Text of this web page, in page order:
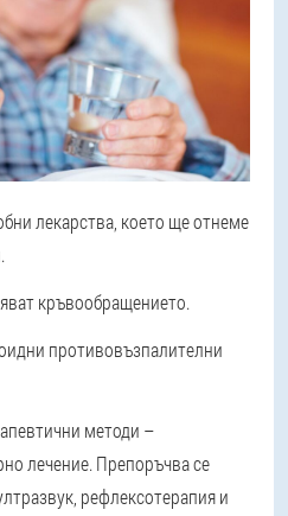
лекарства, което ще отнеме
кръвообращението.
противовъзпалителни
методи –
лечение. Препоръчва се
рефлексотерапия и